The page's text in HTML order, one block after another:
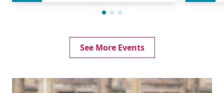
See More Events